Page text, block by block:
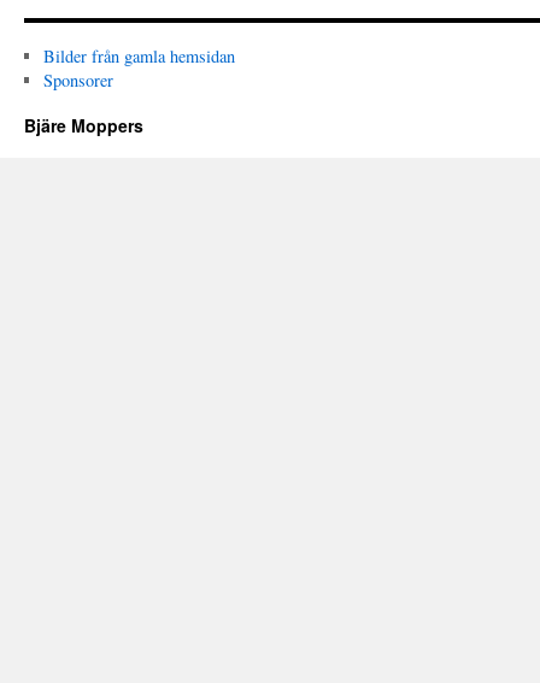
Bilder från gamla hemsidan
Sponsorer
Bjäre Moppers